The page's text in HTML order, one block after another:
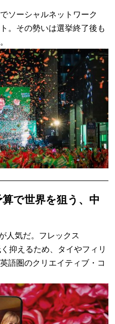
ソーシャルネットワーク
。その勢いは選挙終了後も
で世界を狙う、中
人気だ。フレックス
抑えるため、タイやフィリ
語圏のクリエイティブ・コ